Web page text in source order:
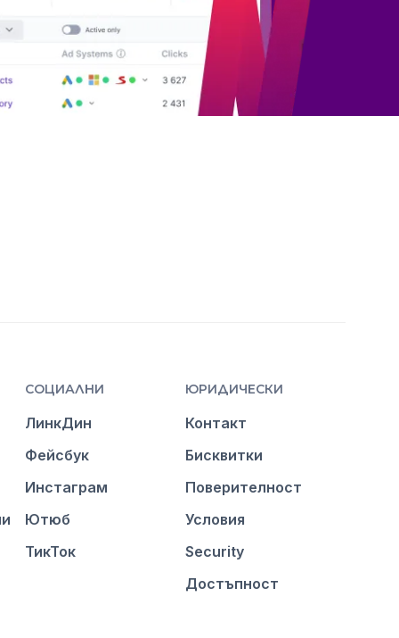
СОЦИАЛНИ
ЛинкДин
Фейсбук
Инстаграм
Ютюб
ТикТок
ЮРИДИЧЕСКИ
Контакт
Бисквитки
Поверителност
Условия
Security
Достъпност